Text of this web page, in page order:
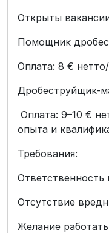
Открыты
Помощник
Оплата: 8 €
Дробеструйщик-
Оплата: 9–10 €
опыта и
Требования:
Отсутствие
Желание